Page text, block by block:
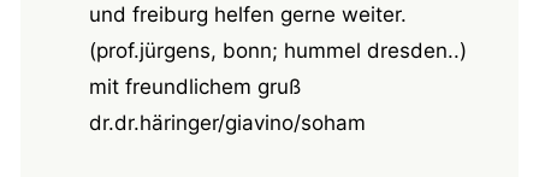
und freiburg helfen gerne weiter.
(prof.jürgens, bonn; hummel dresden..)
mit freundlichem gruß
dr.dr.häringer/giavino/soham